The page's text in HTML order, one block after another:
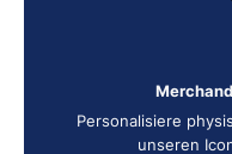
Personalisiere
unseren